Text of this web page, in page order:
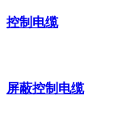
控制电缆
屏蔽控制电缆